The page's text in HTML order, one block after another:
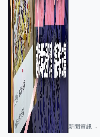
新聞資訊